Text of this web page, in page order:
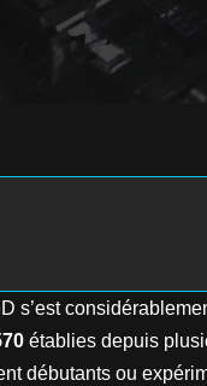
s’est
établies depuis
débutants ou